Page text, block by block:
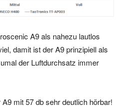
A9 als nahezu lautlos
damit ist der A9 prinzipiell als
der Luftdurchsatz immer
mit 57 db sehr deutlich hörbar!